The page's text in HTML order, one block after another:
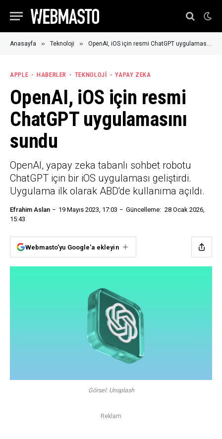
Anasayfa » Teknoloji » OpenAI, iOS için resmi ChatGPT uygulamasını sundu
APPLE HABERLER TEKNOLOJI YAPAY ZEKA
OpenAI, iOS için resmi
ChatGPT uygulamasını
sundu
OpenAI, yapay zeka tabanlı sohbet robotu
ChatGPT için bir iOS uygulaması geliştirdi.
Uygulama ilk olarak ABD'de kullanıma açıldı.
Efrahim Aslan 19 Mayıs 2023, 17:03 Güncelleme: 28 Ocak 2026,
15:43
Webmasto'yu Google'a ekleyin
Görsel: Unsplash
Reklam